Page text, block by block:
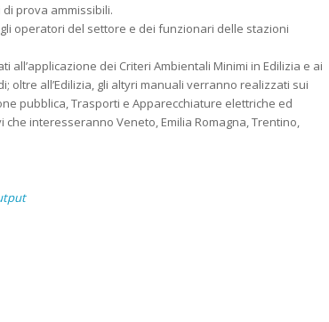
di prova ammissibili.
operatori del settore e dei funzionari delle stazioni
dei Criteri Ambientali Minimi in Edilizia e ai
oltre all’Edilizia, gli altyri manuali verranno realizzati sui
pubblica, Trasporti e Apparecchiature elettriche ed
interesseranno Veneto, Emilia Romagna, Trentino,